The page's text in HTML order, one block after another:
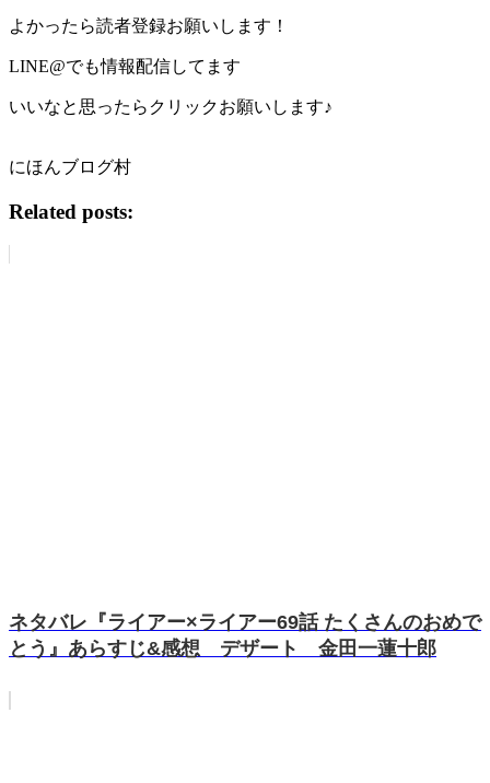
よかったら読者登録お願いします！
LINE@でも情報配信してます
いいなと思ったらクリックお願いします♪
にほんブログ村
Related posts:
ネタバレ『ライアー×ライアー69話 たくさんのおめで
とう』あらすじ&感想 デザート 金田一蓮十郎